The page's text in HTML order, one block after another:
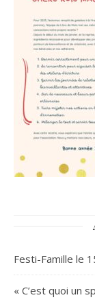
Festi-Famille le
« C’est quoi un